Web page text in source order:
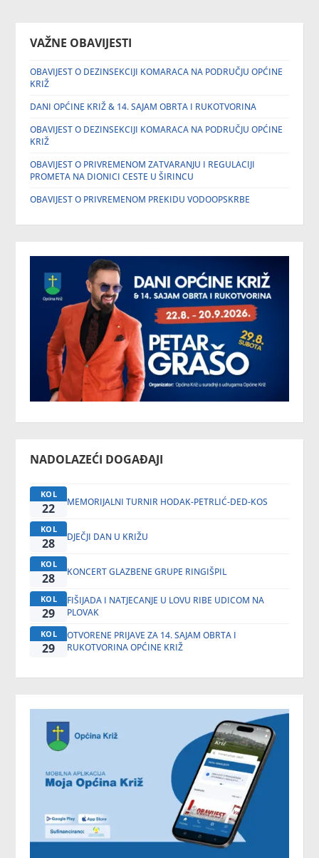
VAŽNE OBAVIJESTI
OBAVIJEST O DEZINSEKCIJI KOMARACA NA PODRUČJU OPĆINE
KRIŽ
DANI OPĆINE KRIŽ & 14. SAJAM OBRTA I RUKOTVORINA
OBAVIJEST O DEZINSEKCIJI KOMARACA NA PODRUČJU OPĆINE
KRIŽ
OBAVIJEST O PRIVREMENOM ZATVARANJU I REGULACIJI
PROMETA NA DIONICI CESTE U ŠIRINCU
OBAVIJEST O PRIVREMENOM PREKIDU VODOOPSKRBE
NADOLAZEĆI DOGAĐAJI
KOL
22 MEMORIJALNI TURNIR HODAK-PETRLIĆ-DED-KOS
KOL
28 DJEČJI DAN U KRIŽU
KOL
28 KONCERT GLAZBENE GRUPE RINGIŠPIL
KOL
29
FIŠIJADA I NATJECANJE U LOVU RIBE UDICOM NA
PLOVAK
KOL
29
OTVORENE PRIJAVE ZA 14. SAJAM OBRTA I
RUKOTVORINA OPĆINE KRIŽ